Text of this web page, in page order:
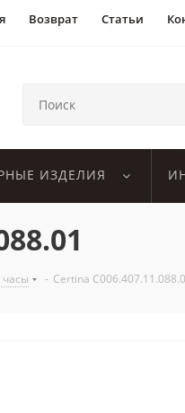
Возврат Статьи
ИЗДЕЛИЯ
- Certina